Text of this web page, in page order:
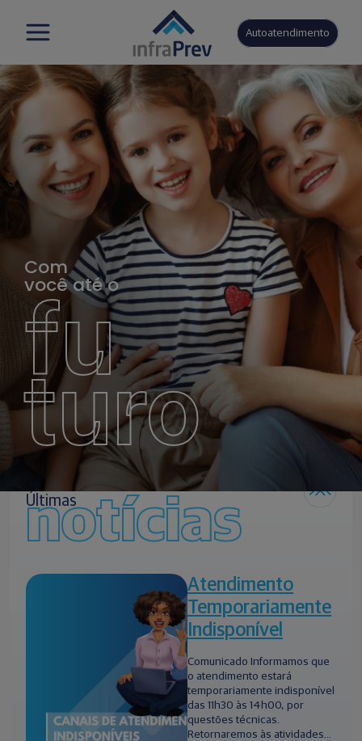
Autoatendimento
Com
você até o
fu
turo
Últimas
notícias
Atendimento
Temporariamente
Indisponível
Comunicado Informamos que
o atendimento estará
temporariamente indisponível
das 11h30 às 14h00, por
questões técnicas.
Retornaremos às atividades...